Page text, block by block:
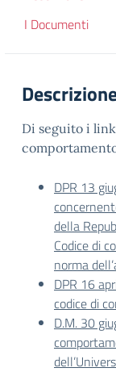
I Documenti
Di seguito i
DPR 13
della
Codice di
norma
DPR 16
codice di
D.M. 30